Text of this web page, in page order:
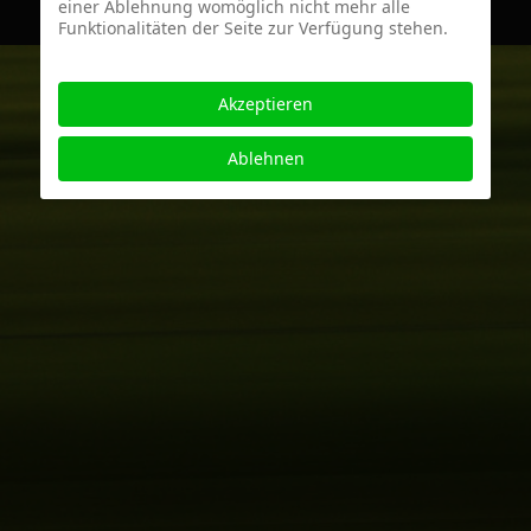
einer Ablehnung womöglich nicht mehr alle
Funktionalitäten der Seite zur Verfügung stehen.
Akzeptieren
Ablehnen